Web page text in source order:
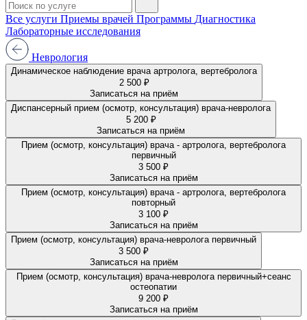
Все услуги Приемы врачей Программы Диагностика
Лабораторные исследования
Неврология
Динамическое наблюдение врача артролога, вертебролога
2 500 ₽
Записаться на приём
Диспансерный прием (осмотр, консультация) врача-невролога
5 200 ₽
Записаться на приём
Прием (осмотр, консультация) врача - артролога, вертебролога
первичный
3 500 ₽
Записаться на приём
Прием (осмотр, консультация) врача - артролога, вертебролога
повторный
3 100 ₽
Записаться на приём
Прием (осмотр, консультация) врача-невролога первичный
3 500 ₽
Записаться на приём
Прием (осмотр, консультация) врача-невролога первичный+сеанс
остеопатии
9 200 ₽
Записаться на приём